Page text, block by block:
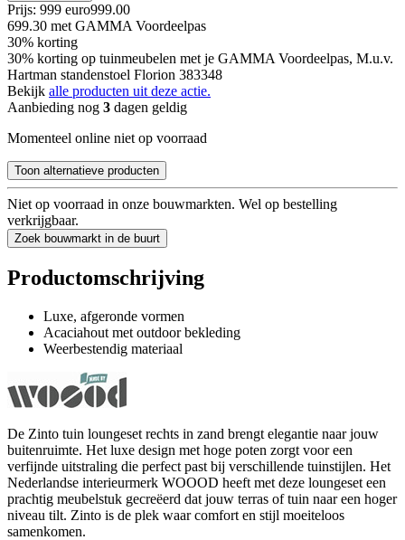
Prijs: 999 euro999.00
699.30 met GAMMA Voordeelpas
30% korting
30% korting op tuinmeubelen met je GAMMA Voordeelpas, M.u.v.
Hartman standenstoel Florion 383348
Bekijk alle producten uit deze actie.
Aanbieding nog 3 dagen geldig
Momenteel online niet op voorraad
Toon alternatieve producten
Niet op voorraad in onze bouwmarkten. Wel op bestelling
verkrijgbaar.
Zoek bouwmarkt in de buurt
Productomschrijving
Luxe, afgeronde vormen
Acaciahout met outdoor bekleding
Weerbestendig materiaal
De Zinto tuin loungeset rechts in zand brengt elegantie naar jouw
buitenruimte. Het luxe design met hoge poten zorgt voor een
verfijnde uitstraling die perfect past bij verschillende tuinstijlen. Het
Nederlandse interieurmerk WOOOD heeft met deze loungeset een
prachtig meubelstuk gecreëerd dat jouw terras of tuin naar een hoger
niveau tilt. Zinto is de plek waar comfort en stijl moeiteloos
samenkomen.